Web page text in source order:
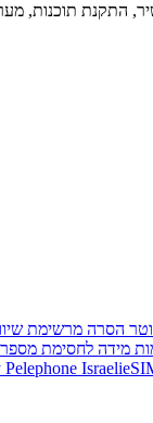
תוכנות,
הסרה מרשימת
מידה לחסימת